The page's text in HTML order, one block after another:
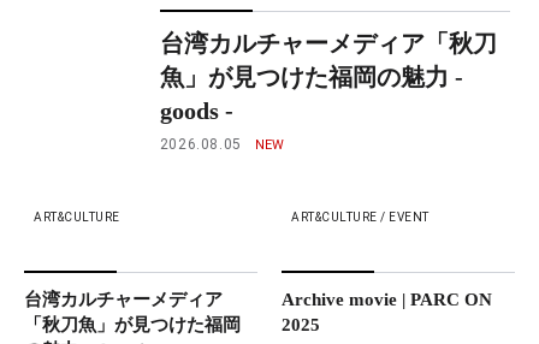
台湾カルチャーメディア「秋刀
魚」が見つけた福岡の魅力 -
goods -
2026.08.05
ART&CULTURE
台湾カルチャーメディア
「秋刀魚」が見つけた福岡
ART&CULTURE / EVENT
Archive movie | PARC ON
2025